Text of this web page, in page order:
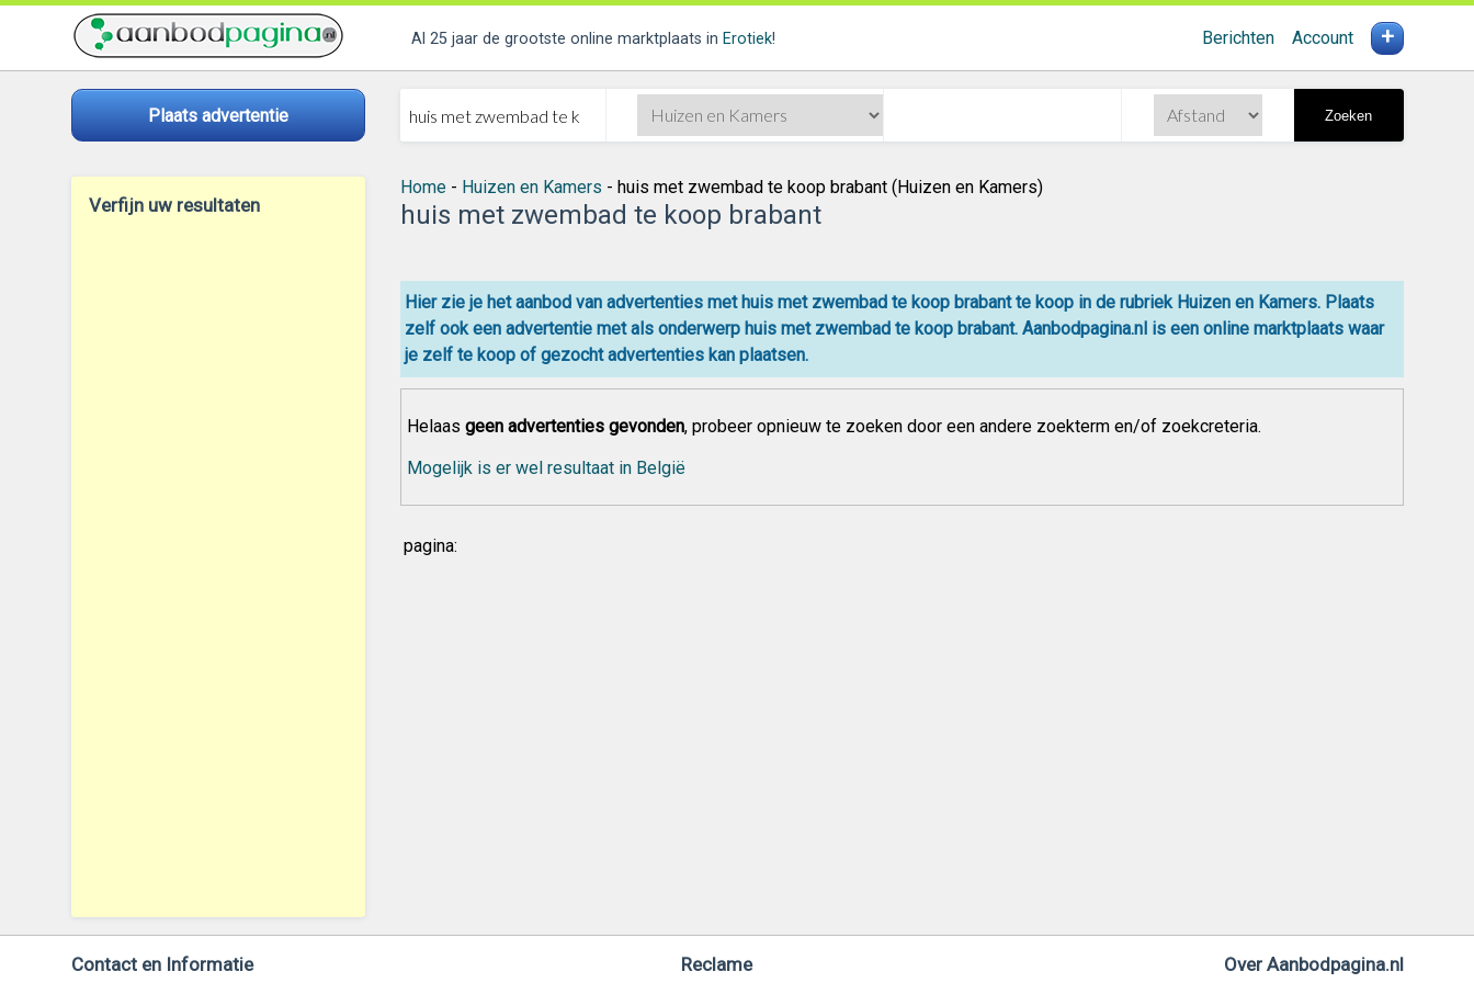
Al 25 jaar de grootste online marktplaats in Erotiek! Berichten Account +
Plaats advertentie Zoeken
Verfijn uw resultaten
Home- Huizen en Kamers - huis met zwembad te koop brabant (Huizen en Kamers)
huis met zwembad te koop brabant
Hier zie je het aanbod van advertenties met huis met zwembad te koop brabant te koop in de rubriek Huizen en Kamers. Plaats
zelf ook een advertentie met als onderwerp huis met zwembad te koop brabant. Aanbodpagina.nl is een online marktplaatswaar
je zelf te koopof gezocht advertenties kan plaatsen.
Helaas geen advertenties gevonden, probeer opnieuw te zoeken door een andere zoekterm en/of zoekcreteria.
Mogelijk is er wel resultaat in België
pagina:
Contact en Informatie Reclame Over Aanbodpagina.nl